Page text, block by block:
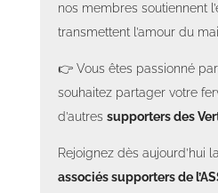
nos membres soutiennent
transmettent l’amour du
👉 Vous êtes passionné par
souhaitez partager votre
d’autres supporters des
Rejoignez dès aujourd’hui la
associés supporters de